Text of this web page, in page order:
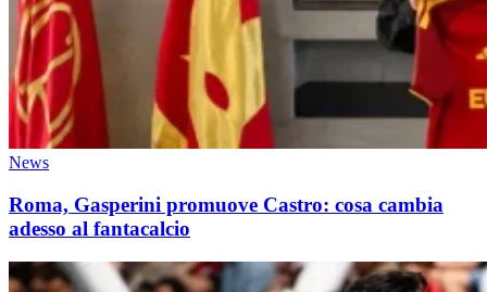
News
Roma, Gasperini promuove Castro: cosa cambia
adesso al fantacalcio